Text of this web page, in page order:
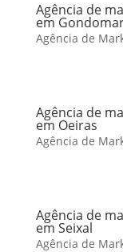
Agência de
em
Agência de
Agência de
em Oeiras
Agência de
Agência de
em Seixal
Agência de